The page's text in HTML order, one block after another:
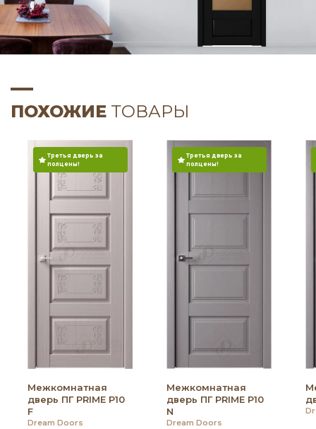
ПОХОЖИЕ ТОВАРЫ
Третья дверь за
полцены!
Межкомнатная
дверь ПГ PRIME P10
F
Dream Doors
Третья дверь за
полцены!
Межкомнатная
дверь ПГ PRIME P10
N
Dream Doors